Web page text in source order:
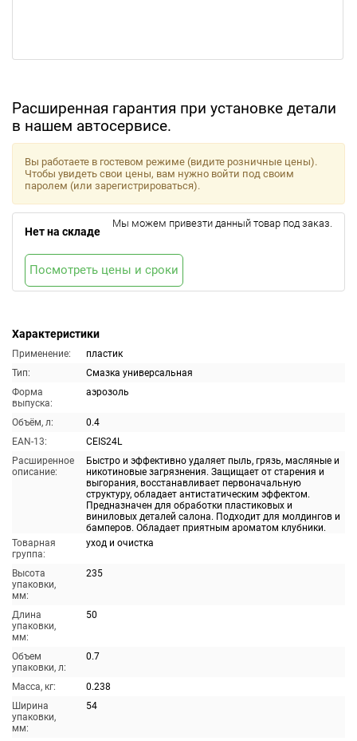
Расширенная гарантия при установке детали
в нашем автосервисе.
Характеристики
Применение:
пластик
Тип:
Смазка универсальная
Форма
выпуска:
аэрозоль
Объём, л:
0.4
EAN-13:
CEIS24L
Расширенное
описание:
Быстро и эффективно удаляет пыль, грязь, масляные и
никотиновые загрязнения. Защищает от старения и
выгорания, восстанавливает первоначальную
структуру, обладает антистатическим эффектом.
Предназначен для обработки пластиковых и
виниловых деталей салона. Подходит для молдингов и
бамперов. Обладает приятным ароматом клубники.
Товарная
группа:
уход и очистка
Высота
упаковки,
мм:
235
Длина
упаковки,
мм:
50
Объем
упаковки, л:
0.7
Масса, кг:
0.238
Ширина
упаковки,
мм:
54
Вы работаете в гостевом режиме (видите розничные цены).
Чтобы увидеть свои цены, вам нужно войти под своим
паролем (или зарегистрироваться).
Нет на складе
Мы можем привезти данный товар под заказ.
Посмотреть цены и сроки